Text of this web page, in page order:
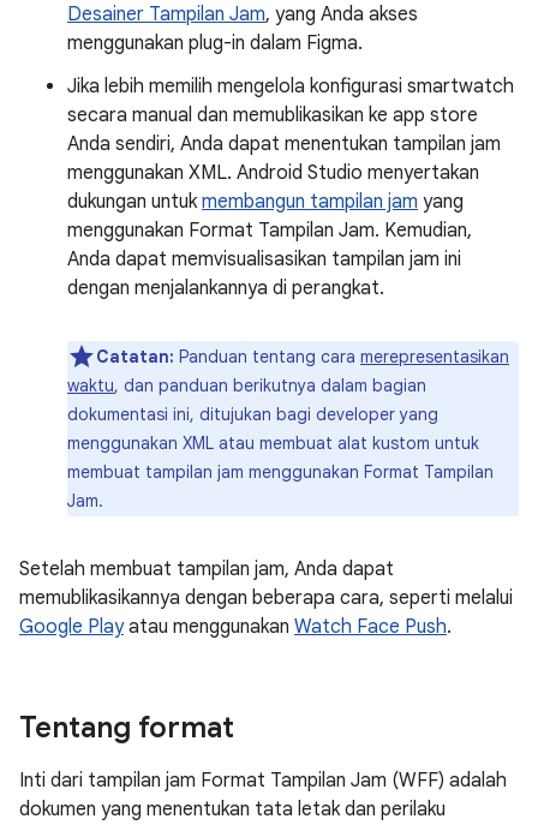
Desainer Tampilan Jam, yang Anda akses
menggunakan plug-in dalam Figma.
Jika lebih memilih mengelola konfigurasi smartwatch
secara manual dan memublikasikan ke app store
Anda sendiri, Anda dapat menentukan tampilan jam
menggunakan XML. Android Studio menyertakan
dukungan untuk membangun tampilan jam yang
menggunakan Format Tampilan Jam. Kemudian,
Anda dapat memvisualisasikan tampilan jam ini
dengan menjalankannya di perangkat.
Catatan: Panduan tentang cara merepresentasikan
waktu, dan panduan berikutnya dalam bagian
dokumentasi ini, ditujukan bagi developer yang
menggunakan XML atau membuat alat kustom untuk
membuat tampilan jam menggunakan Format Tampilan
Jam.
Setelah membuat tampilan jam, Anda dapat
memublikasikannya dengan beberapa cara, seperti melalui
Google Playatau menggunakan Watch Face Push.
Tentang format
Inti dari tampilan jam Format Tampilan Jam (WFF) adalah
dokumen yang menentukan tata letak dan perilaku